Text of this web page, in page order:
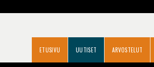
ETUSIVU UUTISET ARVOSTELUT